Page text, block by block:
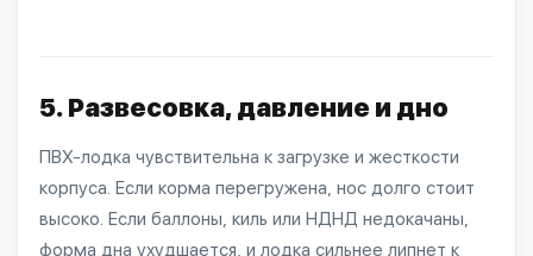
5. Развесовка, давление и дно
ПВХ-лодка чувствительна к загрузке и жесткости
корпуса. Если корма перегружена, нос долго стоит
высоко. Если баллоны, киль или НДНД недокачаны,
форма дна ухудшается, и лодка сильнее липнет к